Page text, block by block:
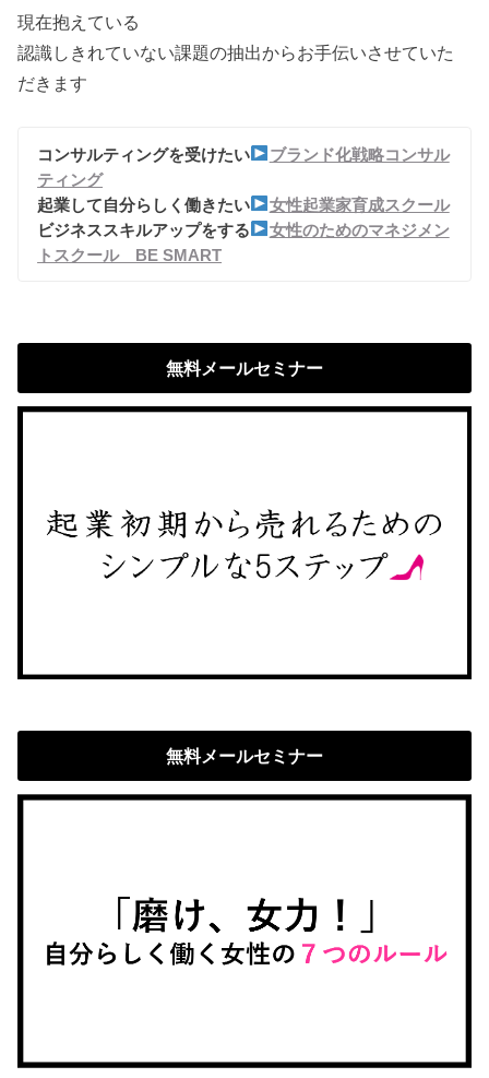
現在抱えている
認識しきれていない課題の抽出からお手伝いさせていた
だきます
コンサルティングを受けたい
ブランド化戦略コンサル
ティング
起業して自分らしく働きたい
女性起業家育成スクール
ビジネススキルアップをする
女性のためのマネジメン
トスクール BE SMART
無料メールセミナー
無料メールセミナー